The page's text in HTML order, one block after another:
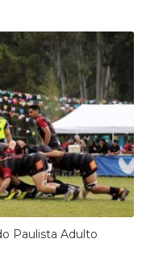
Paulista Adulto